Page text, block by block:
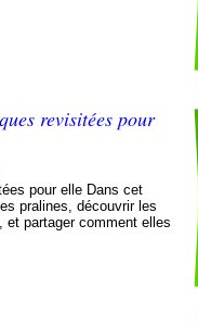
revisitées pour
pour elle Dans cet
pralines, découvrir les
et partager comment elles